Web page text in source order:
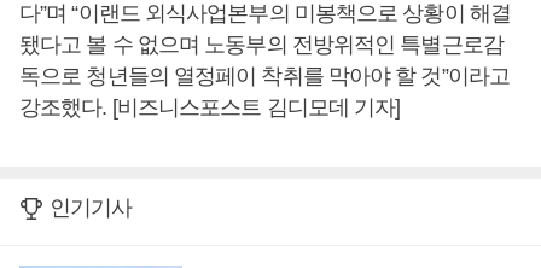
다”며 “이랜드 외식사업본부의 미봉책으로 상황이 해결
됐다고 볼 수 없으며 노동부의 전방위적인 특별근로감
독으로 청년들의 열정페이 착취를 막아야 할 것”이라고
강조했다. [비즈니스포스트 김디모데 기자]
인기기사